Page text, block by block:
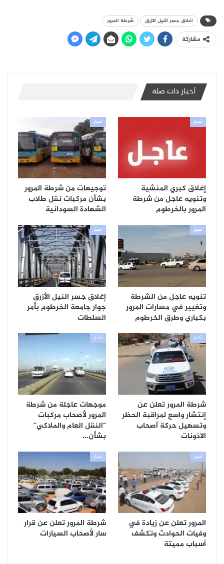
اغلاق جسر النيل الازرق شرطة المرور
مشاركة
أخبار ذات صلة
أخبار
إغلاق كبري المنشية
وتنويه عاجل من شرطة
المرور بالخرطوم
أخبار
توجيهات من شرطة المرور
بشأن مركبات نقل طلاب
الشهادة السودانية
أخبار
تنويه عاجل من الشرطة
وتغيير في مسارات المرور
بكباري وطرق الخرطوم
أخبار
إغلاق جسر النيل الأزرق
جوار جامعة الخرطوم بأمر
السلطات
أخبار
شرطة المرور تعلن عن
إنتشار واسع لمراقبة الحظر
وتسهيل حركة أصحاب
الاذونات
أخبار
موجهات عاجلة من شرطة
المرور لأصحاب مركبات
“النقل العام والملاكي”
بشأن…
أخبار
المرور تعلن عن زيادة في
وفيات الحوادث وتكشف
أسباب مميتة
أخبار
شرطة المرور تعلن عن قرار
سار لأصحاب السيارات